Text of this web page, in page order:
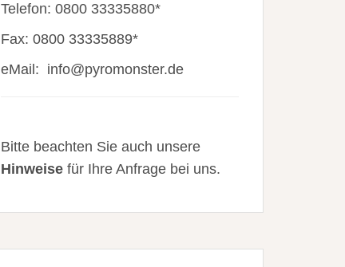
Telefon: 0800 33335880*
Fax: 0800 33335889*
eMail: info@pyromonster.de
Bitte beachten Sie auch unsere
Hinweise für Ihre Anfrage bei uns.